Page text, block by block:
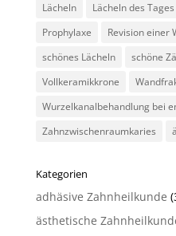
Lächeln
Lächeln des Tages
Prophylaxe
Revision einer
schönes Lächeln
schöne
Vollkeramikkrone
Wurzelkanalbehandlung bei
Zahnzwischenraumkaries
Kategorien
adhäsive Zahnheilkunde
ästhetische